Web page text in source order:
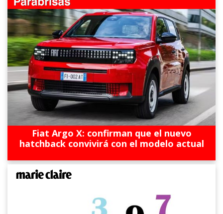
Fiat Argo X: confirman que el nuevo
hatchback convivirá con el modelo actual